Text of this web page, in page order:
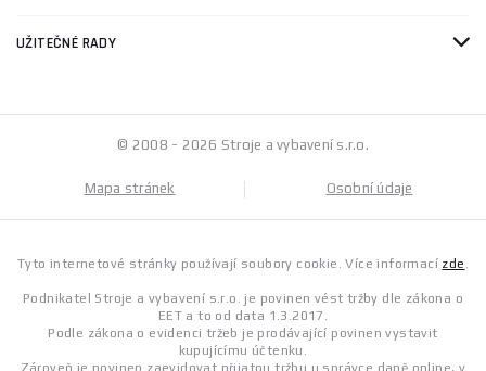
UŽITEČNÉ RADY
© 2008 - 2026 Stroje a vybavení s.r.o.
Mapa stránek Osobní údaje
Tyto internetové stránky používají soubory cookie. Více informací zde .
Podnikatel Stroje a vybavení s.r.o. je povinen vést tržby dle zákona o
EET a to od data 1.3.2017.
Podle zákona o evidenci tržeb je prodávající povinen vystavit
kupujícímu účtenku.
Zároveň je povinen zaevidovat přijatou tržbu u správce daně online, v